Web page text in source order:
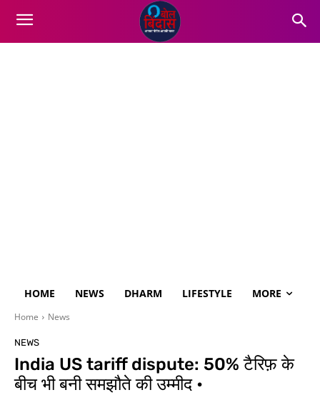
HOME NEWS DHARM LIFESTYLE MORE
Home News
NEWS
India US tariff dispute: 50% टैरिफ़ के
बीच भी बनी समझौते की उम्मीद •